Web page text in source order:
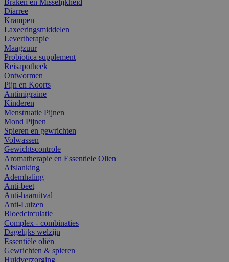
Diarree
Krampen
Laxeeringsmiddelen
Levertherapie
Maagzuur
Probiotica supplement
Reisapotheek
Ontwormen
Pijn en Koorts
Antimigraine
Kinderen
Menstruatie Pijnen
Mond Pijnen
Spieren en gewrichten
Volwassen
Gewichtscontrole
Aromatherapie en Essentiele Olien
Afslanking
Ademhaling
Anti-beet
Anti-haaruitval
Anti-Luizen
Bloedcirculatie
Complex - combinaties
Dagelijks welzijn
Essentiële oliën
Gewrichten & spieren
Huidverzorging